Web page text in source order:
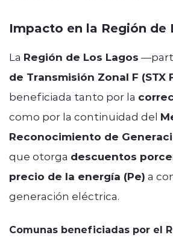
Impacto en la Región de
La Región de Los Lagos
de Transmisión Zonal F (STX
beneficiada tanto por la
como por la continuidad del
Reconocimiento de
que otorga descuentos
precio de la energía (Pe) a
generación eléctrica.
Comunas beneficiadas por el